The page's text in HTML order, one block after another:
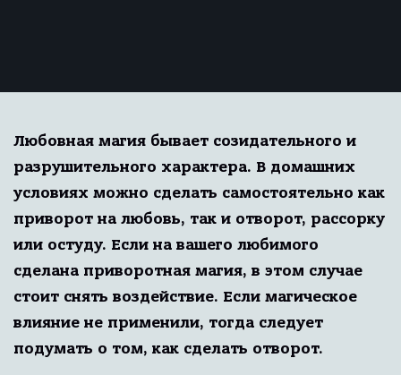
Любовная магия бывает созидательного и
разрушительного характера. В домашних
условиях можно сделать самостоятельно как
приворот на любовь, так и отворот, рассорку
или остуду. Если на вашего любимого
сделана приворотная магия, в этом случае
стоит снять воздействие. Если магическое
влияние не применили, тогда следует
подумать о том, как сделать отворот.